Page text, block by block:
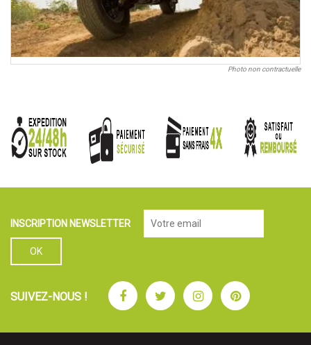
Photo non contractuelle
INSCRIPTION NEWSLETTER
SUIVEZ-NOUS ! FacebookTwitterInstagramPinterest